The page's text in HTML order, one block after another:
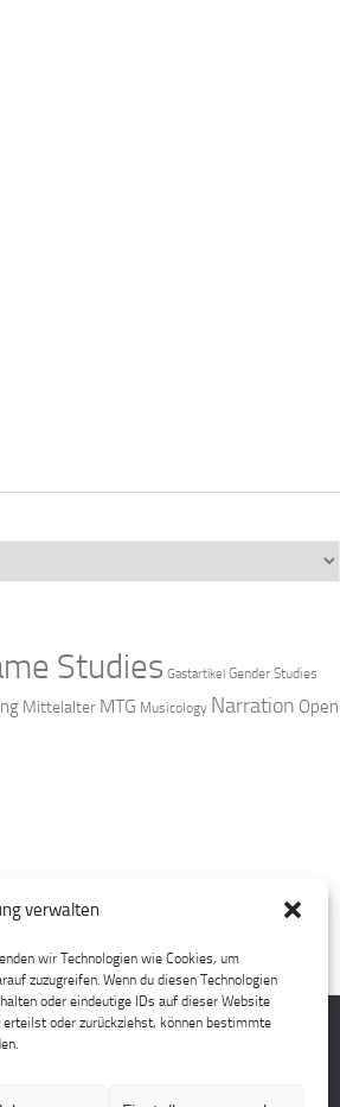
verwalten
wir Technologien wie Cookies, um
zuzugreifen. Wenn du diesen Technologien
oder eindeutige IDs auf dieser Website
oder zurückziehst, können bestimmte
Studies Gastartikel Gender Studies
Mittelalter MTG Musicology Narration Open